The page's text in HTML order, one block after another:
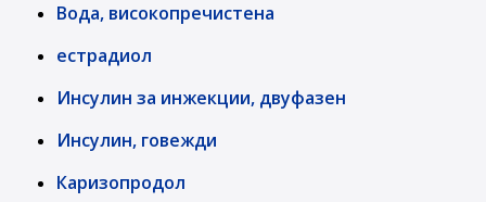
Вода, високопречистена
естрадиол
Инсулин за инжекции, двуфазен
Инсулин, говежди
Каризопродол